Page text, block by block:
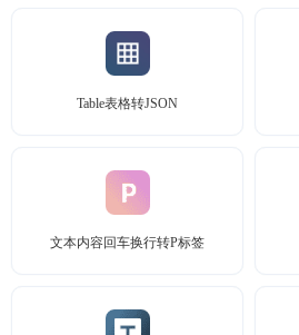
Table表格转JSON
文本内容回车换行转P标签